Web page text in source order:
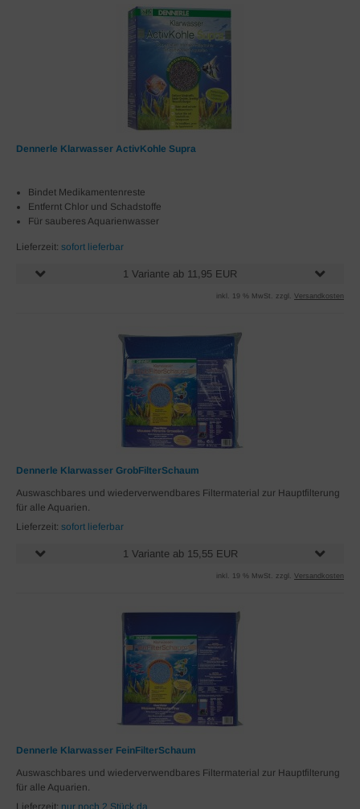
Dennerle Klarwasser ActivKohle Supra
Bindet Medikamentenreste
Entfernt Chlor und Schadstoffe
Für sauberes Aquarienwasser
Lieferzeit: sofort lieferbar
1 Variante ab 11,95 EUR
inkl. 19 % MwSt. zzgl. Versandkosten
Dennerle Klarwasser GrobFilterSchaum
Auswaschbares und wiederverwendbares Filtermaterial zur Hauptfilterung
für alle Aquarien.
Lieferzeit: sofort lieferbar
1 Variante ab 15,55 EUR
inkl. 19 % MwSt. zzgl. Versandkosten
Dennerle Klarwasser FeinFilterSchaum
Auswaschbares und wiederverwendbares Filtermaterial zur Hauptfilterung
für alle Aquarien.
Lieferzeit: nur noch 2 Stück da